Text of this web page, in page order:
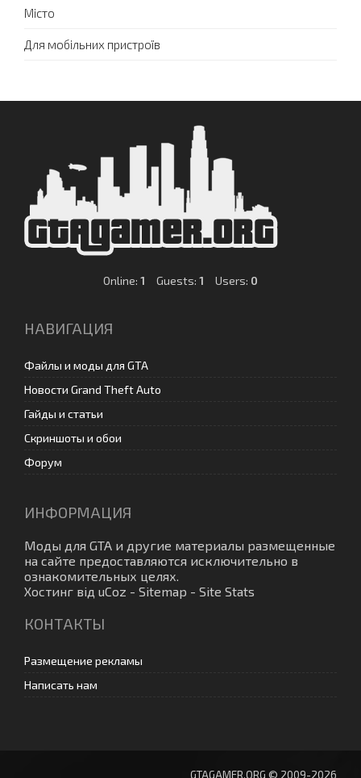
Місто
Для мобільних пристроїв
Online: 1 Guests: 1 Users: 0
НАВИГАЦИЯ
Файлы и моды для GTA
Новости Grand Theft Auto
Гайды и статьи
Скриншоты и обои
Форум
ИНФОРМАЦИЯ
Моды для GTA и другие материалы размещенные
на сайте предоставляются исключительно в
ознакомительных целях.
Хостинг від uCoz - Sitemap - Site Stats
КОНТАКТЫ
Размещение рекламы
Написать нам
GTAGAMER.ORG © 2009-2026